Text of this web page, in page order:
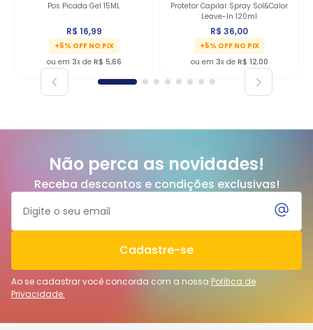
Pos Picada Gel 15ML
R$ 16,99
+5% OFF NO PIX
ou em 3x de R$ 5,66
Protetor Capilar Spray Sol&Calor
Leave-In 120ml
R$ 36,00
+5% OFF NO PIX
ou em 3x de R$ 12,00
Não perca as novidades!
Receba descontos e condições exclusivas!
Cadastre-se
Ao se cadastrar você concorda com a nossa Política de
Privacidade.